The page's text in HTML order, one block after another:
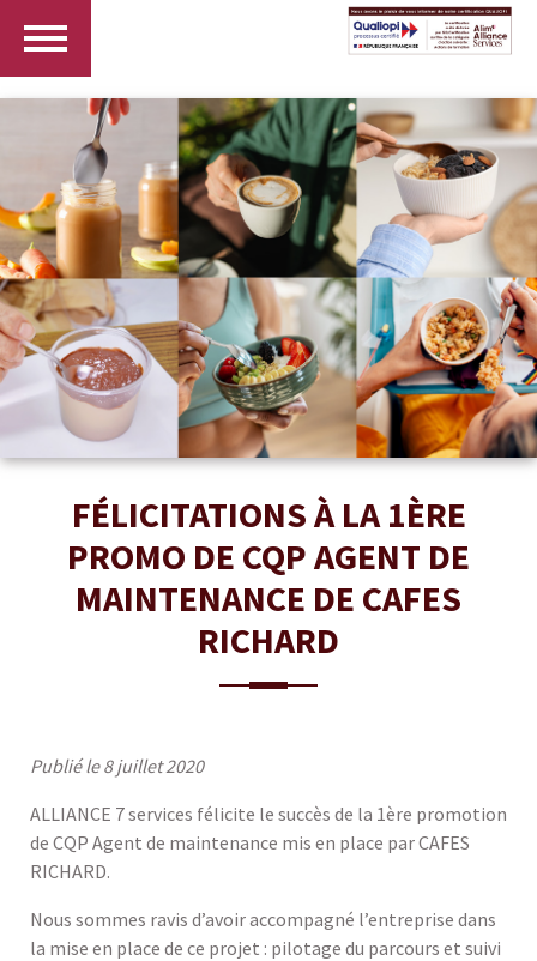
FÉLICITATIONS À LA 1ÈRE
PROMO DE CQP AGENT DE
MAINTENANCE DE CAFES
RICHARD
Publié le 8 juillet 2020
ALLIANCE 7 services félicite le succès de la 1ère promotion
de CQP Agent de maintenance mis en place par CAFES
RICHARD.
Nous sommes ravis d’avoir accompagné l’entreprise dans
la mise en place de ce projet : pilotage du parcours et suivi